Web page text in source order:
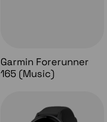
Garmin Forerunner
165 (Music)